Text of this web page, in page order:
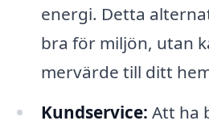
energi. Detta
bra för miljön, utan
mervärde till ditt
Kundservice: Att ha